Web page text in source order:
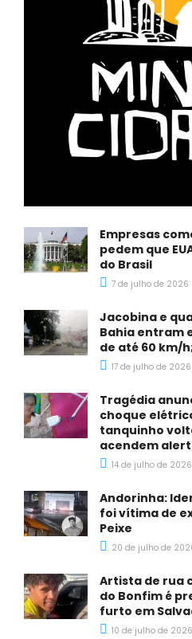
Empresas
pedem que
do Brasil
7 de julho de 2026
Jacobina e
Bahia entram
de até 60 km/
17 de julho de 2026
Tragédia
choque
tanquinho
acendem
14 de julho de 2026
Andorinha:
foi vítima de
Peixe
20 de julho de
Artista de rua
do Bonfim é
furto em
10 de julho de 2026